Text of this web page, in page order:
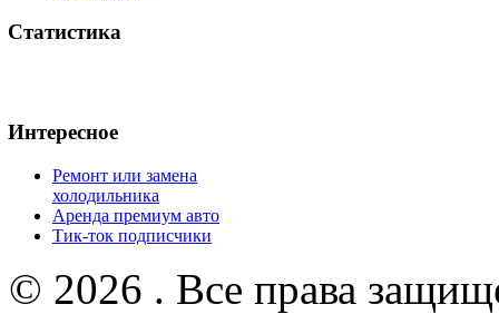
Статистика
Интересное
Ремонт или замена
холодильника
Аренда премиум авто
Тик-ток подписчики
© 2026 . Все права